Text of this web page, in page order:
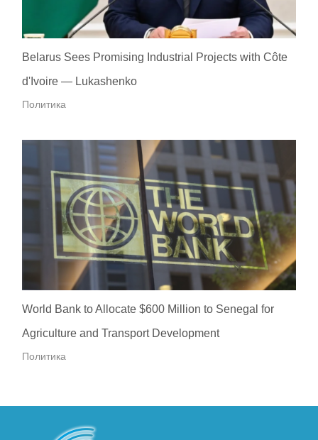
Belarus Sees Promising Industrial Projects with Côte
d'Ivoire — Lukashenko
Политика
World Bank to Allocate $600 Million to Senegal for
Agriculture and Transport Development
Политика